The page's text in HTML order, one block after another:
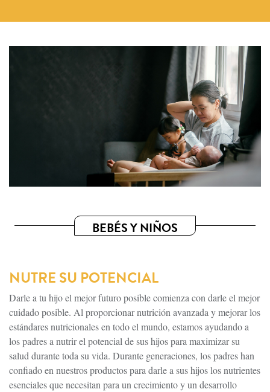
BEBÉS Y NIÑOS
NUTRE SU POTENCIAL
Darle a tu hijo el mejor futuro posible comienza con darle el mejor
cuidado posible. Al proporcionar nutrición avanzada y mejorar los
estándares nutricionales en todo el mundo, estamos ayudando a
los padres a nutrir el potencial de sus hijos para maximizar su
salud durante toda su vida. Durante generaciones, los padres han
confiado en nuestros productos para darle a sus hijos los nutrientes
esenciales que necesitan para un crecimiento y un desarrollo